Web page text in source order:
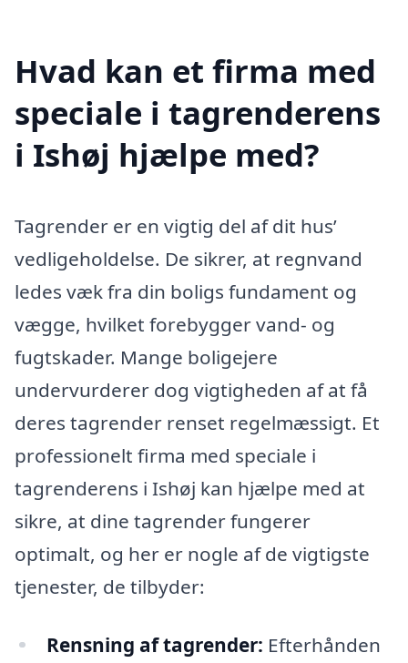
Hvad kan et firma med
speciale i tagrenderens
i Ishøj hjælpe med?
Tagrender er en vigtig del af dit hus’
vedligeholdelse. De sikrer, at regnvand
ledes væk fra din boligs fundament og
vægge, hvilket forebygger vand- og
fugtskader. Mange boligejere
undervurderer dog vigtigheden af at få
deres tagrender renset regelmæssigt. Et
professionelt firma med speciale i
tagrenderens i Ishøj kan hjælpe med at
sikre, at dine tagrender fungerer
optimalt, og her er nogle af de vigtigste
tjenester, de tilbyder:
Rensning af tagrender: Efterhånden